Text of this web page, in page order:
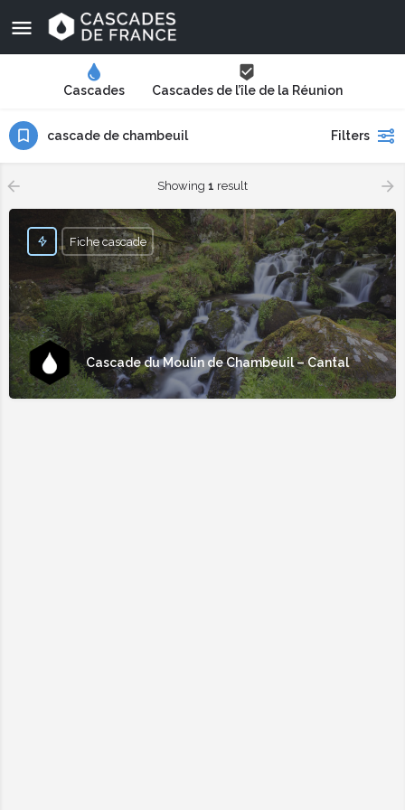
Cascades Cascades de l’île de la Réunion
cascade de chambeuil Filters
Showing 1 result
Cascade du Moulin de Chambeuil – Cantal
Fiche cascade